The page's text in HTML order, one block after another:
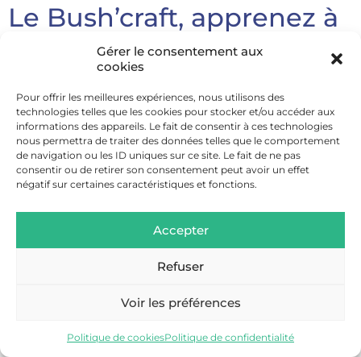
Gérer le consentement aux
cookies
Pour offrir les meilleures expériences, nous utilisons des
technologies telles que les cookies pour stocker et/ou accéder aux
informations des appareils. Le fait de consentir à ces technologies
nous permettra de traiter des données telles que le comportement
de navigation ou les ID uniques sur ce site. Le fait de ne pas
consentir ou de retirer son consentement peut avoir un effet
négatif sur certaines caractéristiques et fonctions.
Accepter
Refuser
Voir les préférences
Politique de cookiesPolitique de confidentialité
Le Bush’craft, apprenez à
vous débrouiller en pleine
Très tendance en ce moment, c’est à vous de jouer,